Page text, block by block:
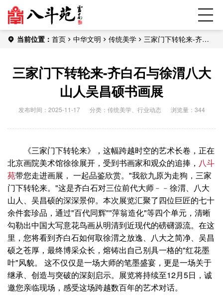
当前位置： 首页 中华文明 传统美学
三家门下转轮来-齐白
三家门下转轮来-齐白石与徐渭八大
山人吴昌硕书画展
发布时间：2025-11-17 分类： 传统美学、 行业动态 浏览量：344
《三家门下转轮来》，这幅跨越时空的艺术长卷，正在
北京画院美术馆徐徐展开，受到书画家和观众的追捧， 八斗
苑带您走进画展， 一起品鉴欣赏。"我欲九原为走狗，三家
门下转轮来。"这是齐白石对三位前代大师﹣﹣徐渭、八大
山人、吴昌硕的深深景仰。本次展览汇聚了四位巨匠的七十
余件套珍品，通过"百代同辉""萍翁造化"等四个单元，清晰
勾勒出中国大写意花鸟画从明清到近现代的磅礴源流。在这
里，您将看到齐白石如何取徐渭之放逸、八大之简净、吴昌
硕之苍厚，最终博采众长，熔铸出自己别具一格的"红花墨
叶"风貌。 这不仅仅是一场大师的笔墨盛宴，更是一场关于
继承、创造与突破的深刻启示。展览将持续至12月5日，诚
邀您亲临现场，感受这场跨越数百年的艺术对话。